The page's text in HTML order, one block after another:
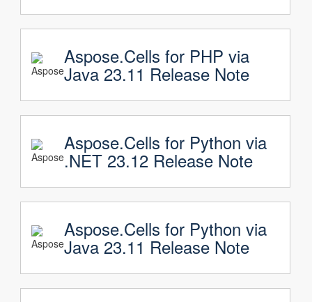
Aspose.Cells for PHP via
Java 23.11 Release Note
Aspose.Cells for Python via
.NET 23.12 Release Note
Aspose.Cells for Python via
Java 23.11 Release Note